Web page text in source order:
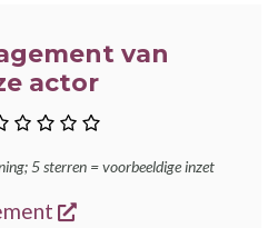
van
actor
5 sterren = voorbeeldige inzet
opent een nieuw